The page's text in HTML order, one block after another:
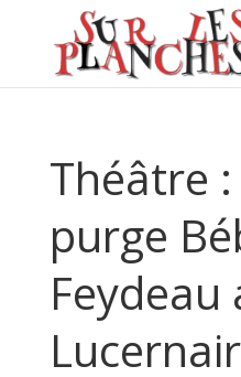
Théâtre
purge
Feydeau